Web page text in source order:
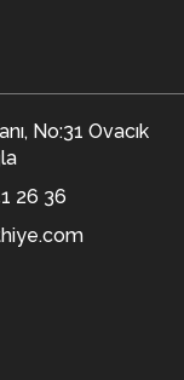
No:31 Ovacık
26 36